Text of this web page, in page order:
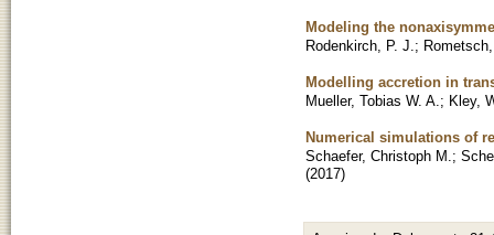
Modeling the
Rodenkirch, P. J. ;
Modelling accretion in
Mueller, Tobias W. A. ; Kley,
Numerical simulations of
Schaefer, Christoph M. ;
(2017)